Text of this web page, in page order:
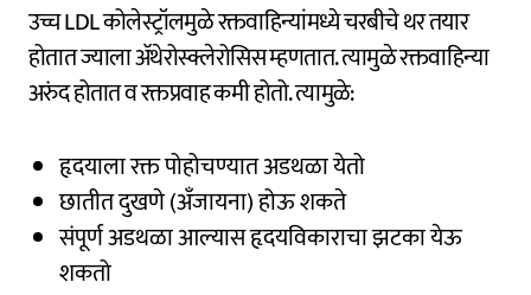
उच्च LDL कोलेस्ट्रॉलमुळे रक्तवाहिन्यांमध्ये चरबीचे थर तयार
होतात ज्याला अ‍ॅथेरोस्क्लेरोसिस म्हणतात. त्यामुळे रक्तवाहिन्या
अरुंद होतात व रक्तप्रवाह कमी होतो. त्यामुळे:
हृदयाला रक्त पोहोचण्यात अडथळा येतो
छातीत दुखणे (अँजायना) होऊ शकते
संपूर्ण अडथळा आल्यास हृदयविकाराचा झटका येऊ
शकतो